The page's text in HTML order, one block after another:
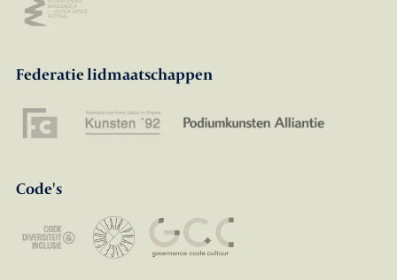
Federatie lidmaatschappen
Code's